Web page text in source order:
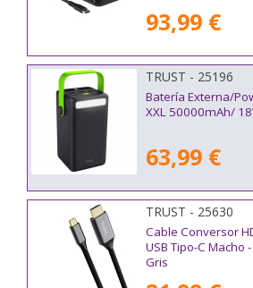
93,99 €
TRUST - 25196
Batería Externa/
XXL 50000mAh/
63,99 €
TRUST - 25630
Cable Conversor
USB Tipo-C Macho
Gris